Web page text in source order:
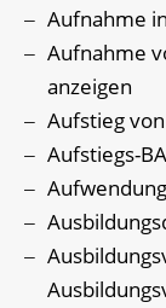
Aufnahme
Aufnahme
anzeigen
Aufstieg
Aufstiegs-